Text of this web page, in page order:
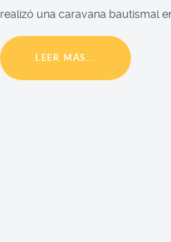
realizó una caravana bautismal
LEER MÁS...